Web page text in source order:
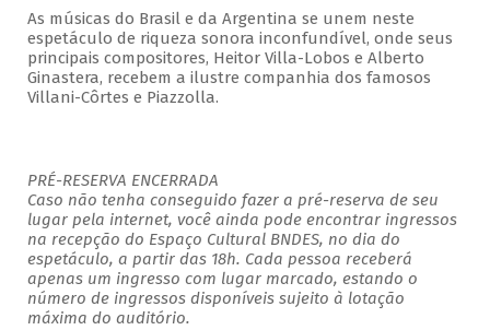
As músicas do Brasil e da Argentina se unem neste
espetáculo de riqueza sonora inconfundível, onde seus
principais compositores, Heitor Villa-Lobos e Alberto
Ginastera, recebem a ilustre companhia dos famosos
Villani-Côrtes e Piazzolla.
PRÉ-RESERVA ENCERRADA
Caso não tenha conseguido fazer a pré-reserva de seu
lugar pela internet, você ainda pode encontrar ingressos
na recepção do Espaço Cultural BNDES, no dia do
espetáculo, a partir das 18h. Cada pessoa receberá
apenas um ingresso com lugar marcado, estando o
número de ingressos disponíveis sujeito à lotação
máxima do auditório.